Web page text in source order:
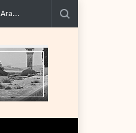
edenleri tehdit etti..